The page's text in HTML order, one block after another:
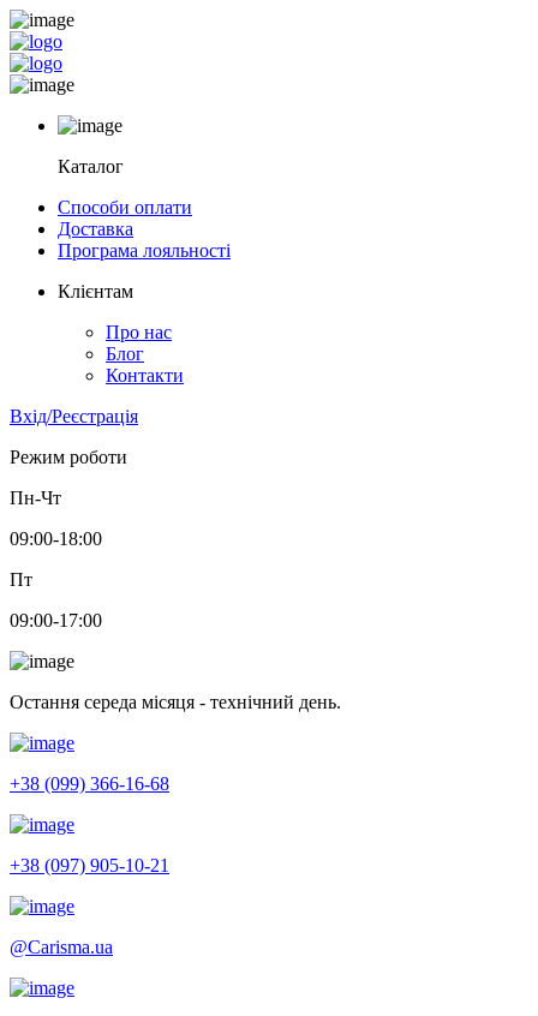
Каталог
Способи оплати
Доставка
Програма лояльності
Клієнтам
Про нас
Блог
Контакти
Вхід/Реєстрація
Режим роботи
Пн-Чт
09:00-18:00
Пт
09:00-17:00
Остання середа місяця - технічний день.
+38 (099) 366-16-68
+38 (097) 905-10-21
@Carisma.ua